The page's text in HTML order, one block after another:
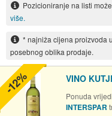
Pozicioniranje na listi
više.
* najniža cijena proizvoda
posebnog oblika prodaje.
VINO
Ponuda
INTERSPAR
-12%